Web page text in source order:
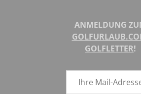
ANMELDUNG
GOLFLETTER!